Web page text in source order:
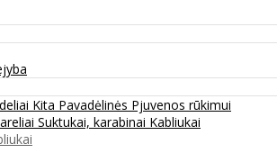
Kita Pavadėlinės Pjuvenos rūkimui
Suktukai, karabinai Kabliukai